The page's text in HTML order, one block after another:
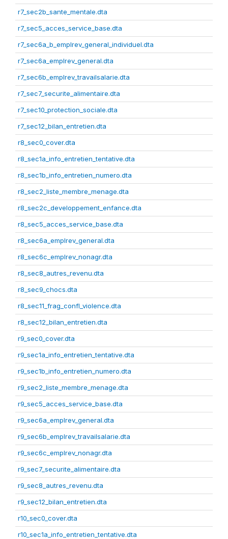
r7_sec2b_sante_mentale.dta
r7_sec5_acces_service_base.dta
r7_sec6a_b_emplrev_general_individuel.dta
r7_sec6a_emplrev_general.dta
r7_sec6b_emplrev_travailsalarie.dta
r7_sec7_securite_alimentaire.dta
r7_sec10_protection_sociale.dta
r7_sec12_bilan_entretien.dta
r8_sec0_cover.dta
r8_sec1a_info_entretien_tentative.dta
r8_sec1b_info_entretien_numero.dta
r8_sec2_liste_membre_menage.dta
r8_sec2c_developpement_enfance.dta
r8_sec5_acces_service_base.dta
r8_sec6a_emplrev_general.dta
r8_sec6c_emplrev_nonagr.dta
r8_sec8_autres_revenu.dta
r8_sec9_chocs.dta
r8_sec11_frag_confl_violence.dta
r8_sec12_bilan_entretien.dta
r9_sec0_cover.dta
r9_sec1a_info_entretien_tentative.dta
r9_sec1b_info_entretien_numero.dta
r9_sec2_liste_membre_menage.dta
r9_sec5_acces_service_base.dta
r9_sec6a_emplrev_general.dta
r9_sec6b_emplrev_travailsalarie.dta
r9_sec6c_emplrev_nonagr.dta
r9_sec7_securite_alimentaire.dta
r9_sec8_autres_revenu.dta
r9_sec12_bilan_entretien.dta
r10_sec0_cover.dta
r10_sec1a_info_entretien_tentative.dta